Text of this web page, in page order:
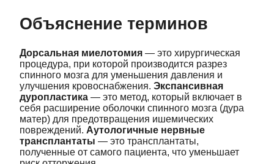
Объяснение терминов
Дорсальная миелотомия — это хирургическая
процедура, при которой производится разрез
спинного мозга для уменьшения давления и
улучшения кровоснабжения. Экспансивная
дуропластика — это метод, который включает в
себя расширение оболочки спинного мозга (дура
матер) для предотвращения ишемических
повреждений. Аутологичные нервные
трансплантаты — это трансплантаты,
полученные от самого пациента, что уменьшает